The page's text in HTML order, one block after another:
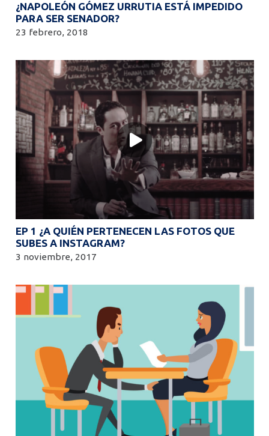
¿NAPOLEÓN GÓMEZ URRUTIA ESTÁ IMPEDIDO
PARA SER SENADOR?
23 febrero, 2018
EP 1 ¿A QUIÉN PERTENECEN LAS FOTOS QUE
SUBES A INSTAGRAM?
3 noviembre, 2017